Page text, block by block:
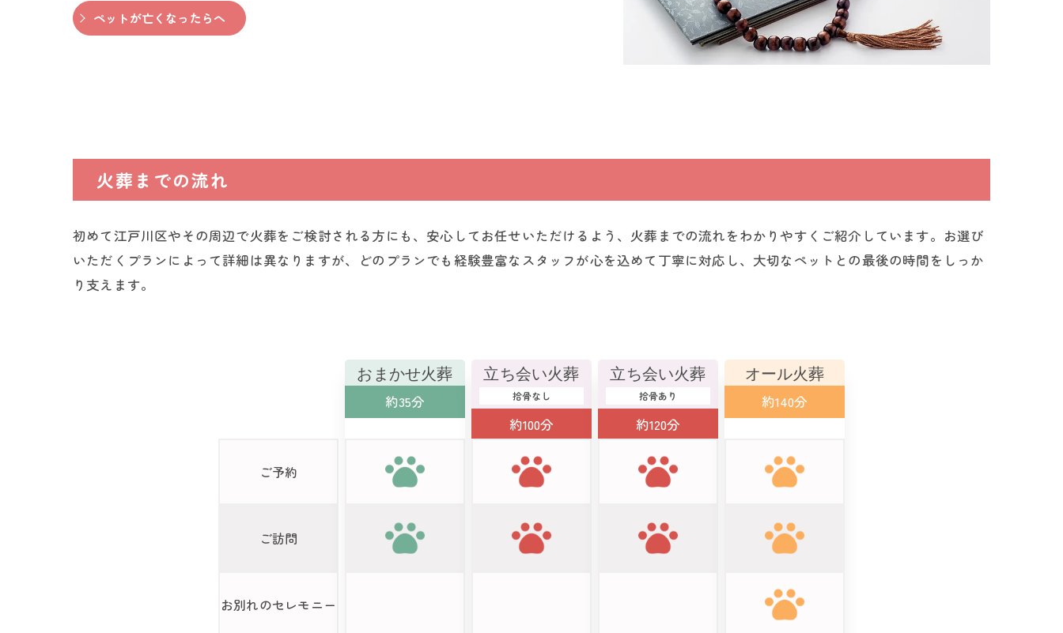
ペットが亡くなったらへ
火葬までの流れ
初めて江戸川区やその周辺で火葬をご検討される方にも、安心してお任せいただけるよう、火葬までの流れをわかりやすくご紹介しています。お選び
いただくプランによって詳細は異なりますが、どのプランでも経験豊富なスタッフが心を込めて丁寧に対応し、大切なペットとの最後の時間をしっか
り支えます。
ご予約
ご訪問
お別れのセレモニー
おまかせ火葬
約35分
立ち会い火葬
拾骨なし
約100分
立ち会い火葬
拾骨あり
約120分
オール火葬
約140分